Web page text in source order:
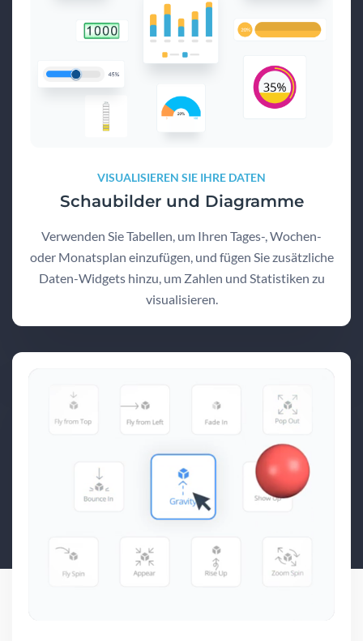
VISUALISIEREN SIE IHRE DATEN
Schaubilder und Diagramme
Verwenden Sie Tabellen, um Ihren Tages-, Wochen-
oder Monatsplan einzufügen, und fügen Sie zusätzliche
Daten-Widgets hinzu, um Zahlen und Statistiken zu
visualisieren.